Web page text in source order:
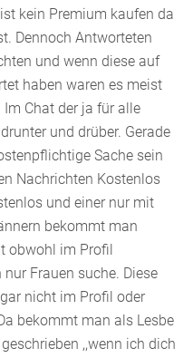
kein Premium kaufen da
Dennoch Antworteten
und wenn diese auf
haben waren es meist
Chat der ja für alle
und drüber. Gerade
Sache sein
Nachrichten Kostenlos
und einer nur mit
bekommt man
obwohl im Profil
Frauen suche. Diese
nicht im Profil oder
bekommt man als Lesbe
,,wenn ich dich